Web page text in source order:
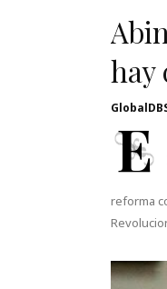
hay
E
reforma